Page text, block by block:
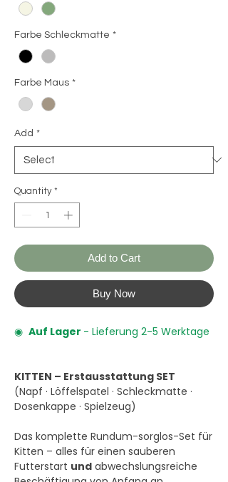
Farbe Schleckmatte *
Farbe Maus *
Add *
Quantity *
Add to Cart
Buy Now
◉ Auf Lager - Lieferung 2-5 Werktage
KITTEN – Erstausstattung SET
(Napf · Löffelspatel · Schleckmatte ·
Dosenkappe · Spielzeug)
Das komplette Rundum-sorglos-Set für
Kitten – alles für einen sauberen
Futterstart und abwechslungsreiche